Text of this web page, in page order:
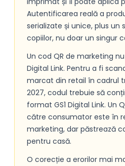
Autentificarea reală a
serializate și unice, plus
copiilor, nu doar un singur
Un cod QR de marketing
Digital Link. Pentru a fi
marcat din retail în cadrul
2027, codul trebuie să
format GS1 Digital Link. Un
către consumator este în
marketing, dar păstrează
pentru casă.
O corecție a erorilor mai